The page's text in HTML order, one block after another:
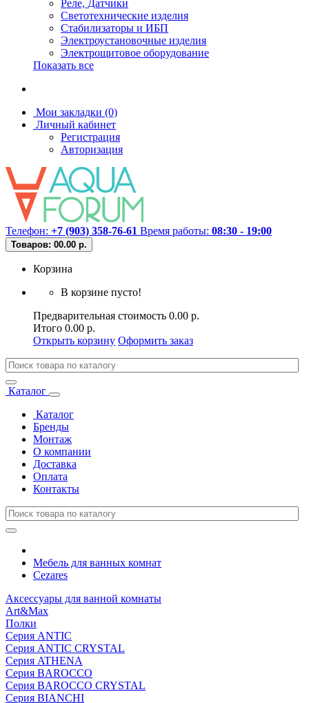
Реле, Датчики
Светотехнические изделия
Стабилизаторы и ИБП
Электроустановочные изделия
Электрощитовое оборудование
Показать все
Мои закладки (0)
Личный кабинет
Регистрация
Авторизация
Телефон: +7 (903) 358-76-61 Время работы: 08:30 - 19:00
Товаров: 00.00 р.
Корзина
В корзине пусто!
Предварительная стоимость 0.00 р.
Итого 0.00 р.
Открыть корзину Оформить заказ
Каталог
Каталог
Бренды
Монтаж
О компании
Доставка
Оплата
Контакты
Мебель для ванных комнат
Cezares
Аксессуары для ванной комнаты
Art&Max
Полки
Серия ANTIC
Серия ANTIC CRYSTAL
Серия ATHENA
Серия BAROCCO
Серия BAROCCO CRYSTAL
Серия BIANCHI